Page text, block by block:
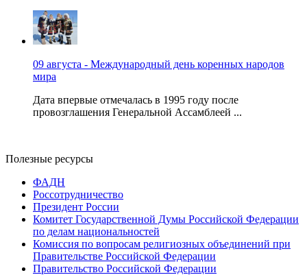
09 августа - Международный день коренных народов
мира
Дата впервые отмечалась в 1995 году после
провозглашения Генеральной Ассамблеей ...
Полезные ресурсы
ФАДН
Россотрудничество
Президент России
Комитет Государственной Думы Российской Федерации
по делам национальностей
Комиссия по вопросам религиозных объединений при
Правительстве Российской Федерации
Правительство Российской Федерации